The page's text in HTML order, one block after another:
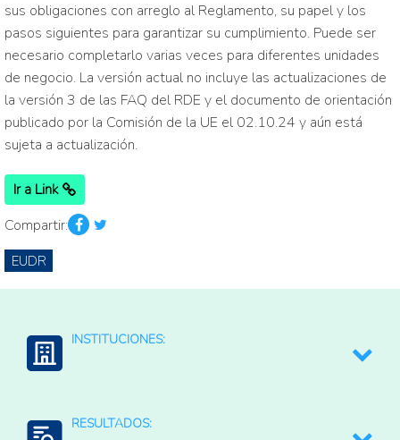
sus obligaciones con arreglo al Reglamento, su papel y los
pasos siguientes para garantizar su cumplimiento. Puede ser
necesario completarlo varias veces para diferentes unidades
de negocio. La versión actual no incluye las actualizaciones de
la versión 3 de las FAQ del RDE y el documento de orientación
publicado por la Comisión de la UE el 02.10.24 y aún está
sujeta a actualización.
Ir a Link
Compartir:
EUDR
INSTITUCIONES:
RESULTADOS: